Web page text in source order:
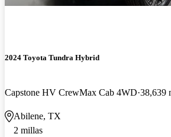
2024 Toyota Tundra Hybrid
Capstone HV CrewMax Cab 4WD 38,639
Abilene, TX
2 millas